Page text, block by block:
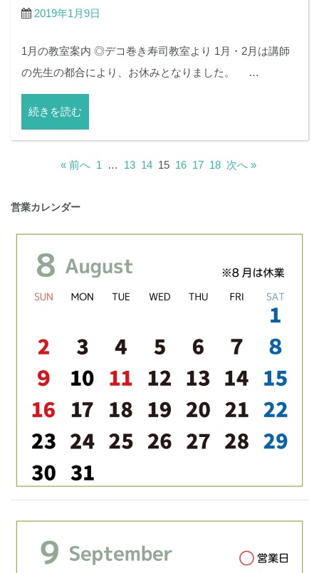
2019年1月9日
1月の教室案内 ◎デコ巻き寿司教室より 1月・2月は講師
の先生の都合により、お休みとなりました。 …
続きを読む
« 前へ 1 … 13 14 15 16 17 18 次へ »
営業カレンダー